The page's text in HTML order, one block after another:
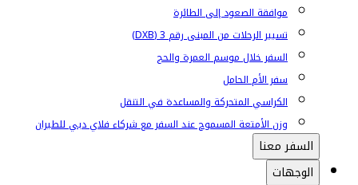
موافقة الصعود إلى الطائرة
تسيير الرحلات من المبنى رقم 3 (DXB)
السفر خلال موسم العمرة والحج
سفر الأم الحامل
الكراسي المتحركة والمساعدة في التنقل
وزن الأمتعة المسموح عند السفر مع شركاء فلاي دبي للطيران
السفر معنا
الوجهات